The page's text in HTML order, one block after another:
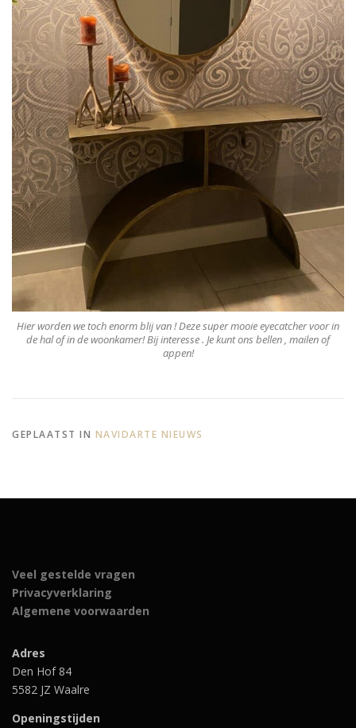
Hier worden we toch enorm blij van ! Deze super mooie eyecatcher voor in
de hal of in de woonkamer! Bij interesse . Je kunt ons bellen , mailen of
appen!
GEPLAATST IN NAVIDARTE NIEUWS
Veel gestelde vragen
Privacyverklaring
Algemene voorwaarden
Adres
Den Hof 84
5582 JZ Waalre
Openingstijden